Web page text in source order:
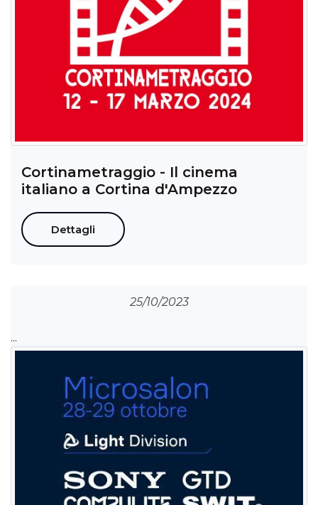
Cortinametraggio - Il cinema
italiano a Cortina d'Ampezzo
Dettagli
25/10/2023
...